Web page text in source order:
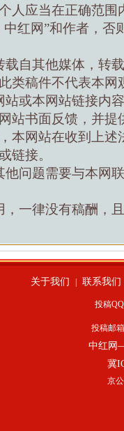
人应当在正确范围
红网”和作者，否
自其他媒体，转
类稿件不代表本网
或本网站链接内
站书面反馈，并提
本网站在收到上述
链接。
问题需要与本网
一律没有稿酬，
关于我们 联系我们
投稿
投稿邮
中红网
冀
京